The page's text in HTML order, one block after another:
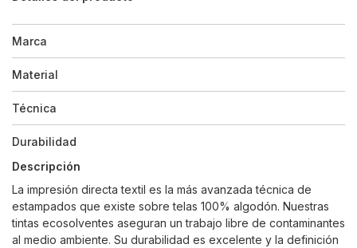
Marca
Material
Técnica
Durabilidad
Descripción
La impresión directa textil es la más avanzada técnica de
estampados que existe sobre telas 100% algodón. Nuestras
tintas ecosolventes aseguran un trabajo libre de contaminantes
al medio ambiente. Su durabilidad es excelente y la definición